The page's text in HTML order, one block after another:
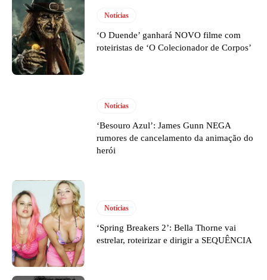
Notícias
‘O Duende’ ganhará NOVO filme com
roteiristas de ‘O Colecionador de Corpos’
Notícias
‘Besouro Azul’: James Gunn NEGA
rumores de cancelamento da animação do
herói
Notícias
‘Spring Breakers 2’: Bella Thorne vai
estrelar, roteirizar e dirigir a SEQUÊNCIA